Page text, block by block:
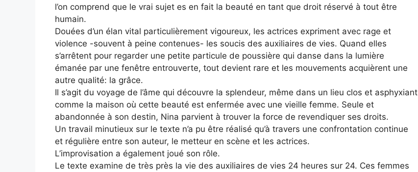
l’on comprend que le vrai sujet es en fait la beauté en tant que droit réservé à tout être
humain.
Douées d’un élan vital particulièrement vigoureux, les actrices expriment avec rage et
violence -souvent à peine contenues- les soucis des auxiliaires de vies. Quand elles
s’arrêtent pour regarder une petite particule de poussière qui danse dans la lumière
émanée par une fenêtre entrouverte, tout devient rare et les mouvements acquièrent une
autre qualité: la grâce.
Il s’agit du voyage de l’âme qui découvre la splendeur, même dans un lieu clos et asphyxiant
comme la maison où cette beauté est enfermée avec une vieille femme. Seule et
abandonnée à son destin, Nina parvient à trouver la force de revendiquer ses droits.
Un travail minutieux sur le texte n’a pu être réalisé qu’à travers une confrontation continue
et régulière entre son auteur, le metteur en scène et les actrices.
L’improvisation a également joué son rôle.
Le texte examine de très près la vie des auxiliaires de vies 24 heures sur 24. Ces femmes